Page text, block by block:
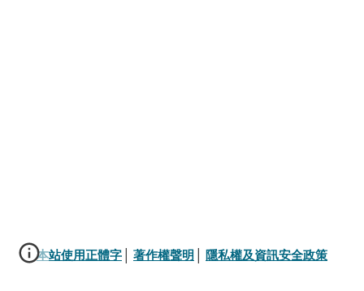
本站使用正體字 著作權聲明 隱私權及資訊安全政策